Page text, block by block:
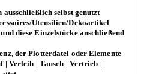
selbst genutzt
Utensilien/Dekoartikel
diese Einzelstücke anschließend
der Plotterdatei oder Elemente
| Verleih | Tausch | Vertrieb |